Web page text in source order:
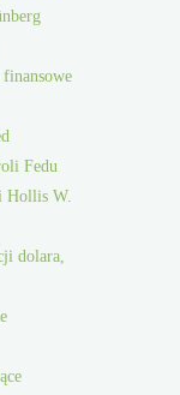
Fedu
Hollis W.
dolara,